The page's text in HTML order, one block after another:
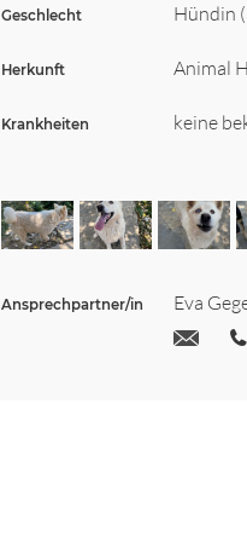
Geschlecht Hündin
Herkunft Animal
Krankheiten keine
Ansprechpartner/in
Eva